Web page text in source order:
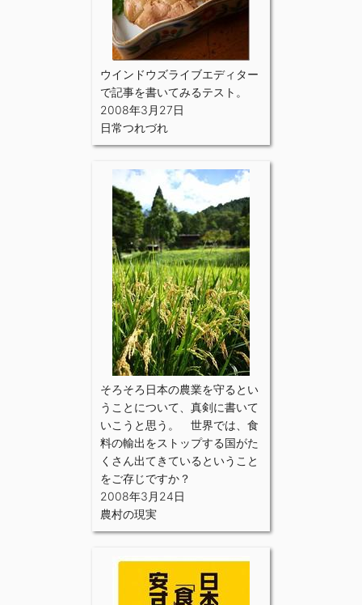
ウインドウズライブエディター
で記事を書いてみるテスト。
2008年3月27日
日常つれづれ
そろそろ日本の農業を守るとい
うことについて、真剣に書いて
いこうと思う。 世界では、食
料の輸出をストップする国がた
くさん出てきているということ
をご存じですか？
2008年3月24日
農村の現実